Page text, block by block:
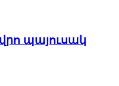
պայուսակ